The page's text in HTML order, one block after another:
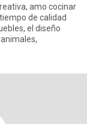
amo cocinar
de calidad
el diseño